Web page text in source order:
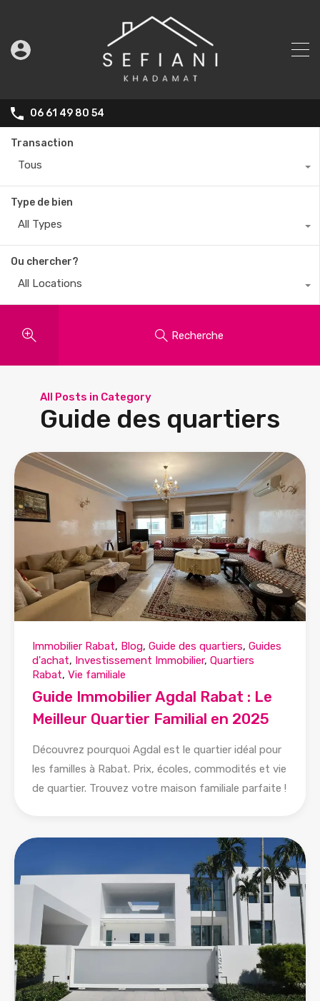
06 61 49 80 54
Transaction
Tous
Type de bien
All Types
Ou chercher?
All Locations
Recherche
All Posts in Category
Guide des quartiers
Immobilier Rabat, Blog, Guide des quartiers, Guides
d'achat, Investissement Immobilier, Quartiers
Rabat, Vie familiale
Guide Immobilier Agdal Rabat : Le
Meilleur Quartier Familial en 2025
Découvrez pourquoi Agdal est le quartier idéal pour
les familles à Rabat. Prix, écoles, commodités et vie
de quartier. Trouvez votre maison familiale parfaite !